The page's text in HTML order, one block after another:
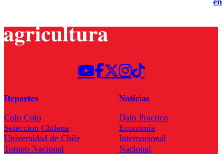
Deportes
Colo Colo
Seleccion Chilena
Universidad de Chile
Torneo Nacional
Noticias
Dato Practico
Economía
Internacional
Nacional